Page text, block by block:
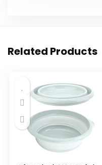
Related Products